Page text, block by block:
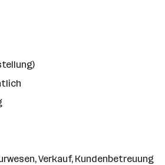
Verkauf, Kundenbetreuung